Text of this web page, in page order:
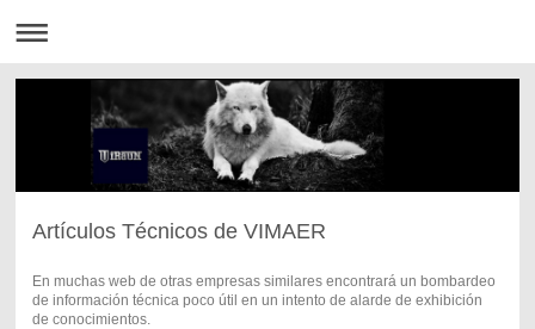
Artículos Técnicos de VIMAER
En muchas web de otras empresas similares encontrará un bombardeo
de información técnica poco útil en un intento de alarde de exhibición
de conocimientos.